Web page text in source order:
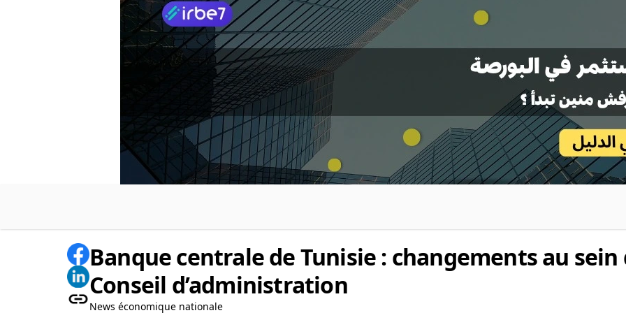
Banque centrale de Tunisie : changements au sein
Conseil d’administration
News économique nationale